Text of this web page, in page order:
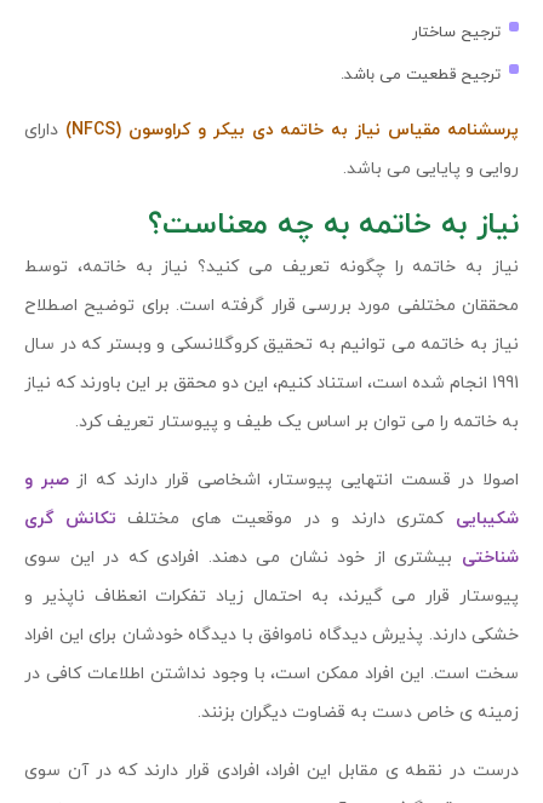
ترجیح ساختار
ترجیح قطعیت می باشد.
پرسشنامه مقياس نياز به خاتمه دی بيكر و كراوسون (NFCS)
دارای
روایی و پایایی می باشد.
نیاز به خاتمه به چه معناست؟
نیاز به خاتمه را چگونه تعریف می کنید؟ نیاز به خاتمه، توسط
محققان مختلفی مورد بررسی قرار گرفته است. برای توضیح اصطلاح
نیاز به خاتمه می توانیم به تحقیق کروگلانسکی و وبستر که در سال
1991 انجام شده است، استناد کنیم، این دو محقق بر این باورند که نیاز
به خاتمه را می توان بر اساس یک طیف و پیوستار تعریف کرد.
اصولا در قسمت انتهایی پیوستار، اشخاصی قرار دارند که ازصبر و
شکیبایی کمتری دارند و در موقعیت های مختلف تکانش گری
شناختی بیشتری از خود نشان می دهند. افرادی که در این سوی
پیوستار قرار می گیرند، به احتمال زیاد تفکرات انعظاف ناپذیر و
خشکی دارند. پذیرش دیدگاه ناموافق با دیدگاه خودشان برای این افراد
سخت است. این افراد ممکن است، با وجود نداشتن اطلاعات کافی در
زمینه ی خاص دست به قضاوت دیگران بزنند.
درست در نقطه ی مقابل این افراد، افرادی قرار دارند که در آن سوی